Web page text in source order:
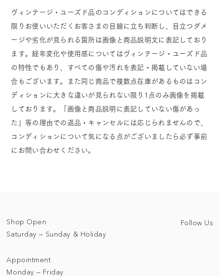
ヴィンテージ・ユーズド品のコンディションについてはできる
限りお使いいただくお客さまの目線に立ち判断し、目立つダメ
ージや劣化が見られる箇所は画像と商品説明文に表記しており
ます。経年変化や使用感についてはヴィンテージ・ユーズド品
の特性でもあり、すべての傷や汚れを表記・掲載していない場
合もございます。また同じ商品で複数点在庫があるものはコン
ディションに大きな違いが見られない限り1点のみ画像を掲載
しております。「画像と商品説明に表記していない傷があっ
た」等の理由での返品・キャンセルには応じられませんので、
コンディションについて気になる点がございましたら必ず事前
にお問い合わせください。
Shop Open
Saturday — Sunday & Holiday
Appointment
Monday — Friday
Follow Us